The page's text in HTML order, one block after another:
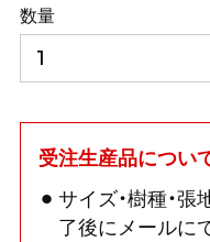
数量
受注生産品につい
サイズ・樹種・
了後にメールに